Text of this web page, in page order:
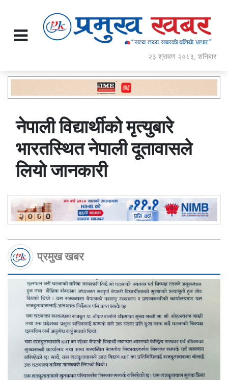
२३ श्रावण २०८३, शनिबार
नेपाली विद्यार्थीको मृत्युबारे
भारतस्थित नेपाली दूतावासले
लियाे जानकारी
प्रमुख खबर